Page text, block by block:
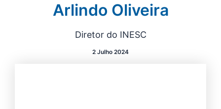
Arlindo Oliveira
Diretor do INESC
2 Julho 2024